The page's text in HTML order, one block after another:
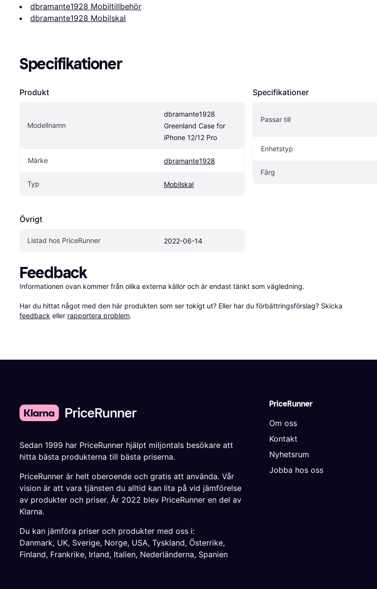
dbramante1928 Mobiltillbehör
dbramante1928 Mobilskal
Specifikationer
Produkt
Modellnamn
dbramante1928
Greenland Case for
iPhone 12/12 Pro
Märke dbramante1928
Typ Mobilskal
Övrigt
Listad hos PriceRunner 2022-06-14
Specifikationer
Passar till
Enhetstyp
Färg
Feedback
Informationen ovan kommer från olika externa källor och är endast tänkt som vägledning.
Har du hittat något med den här produkten som ser tokigt ut? Eller har du förbättringsförslag? Skicka
feedback eller rapportera problem.
PriceRunner
Om oss
Kontakt
Nyhetsrum
Jobba hos oss
Sedan 1999 har PriceRunner hjälpt miljontals besökare att
hitta bästa produkterna till bästa priserna.
PriceRunner är helt oberoende och gratis att använda. Vår
vision är att vara tjänsten du alltid kan lita på vid jämförelse
av produkter och priser. År 2022 blev PriceRunner en del av
Klarna.
Du kan jämföra priser och produkter med oss i:
Danmark, UK, Sverige, Norge, USA, Tyskland, Österrike,
Finland, Frankrike, Irland, Italien, Nederländerna, Spanien